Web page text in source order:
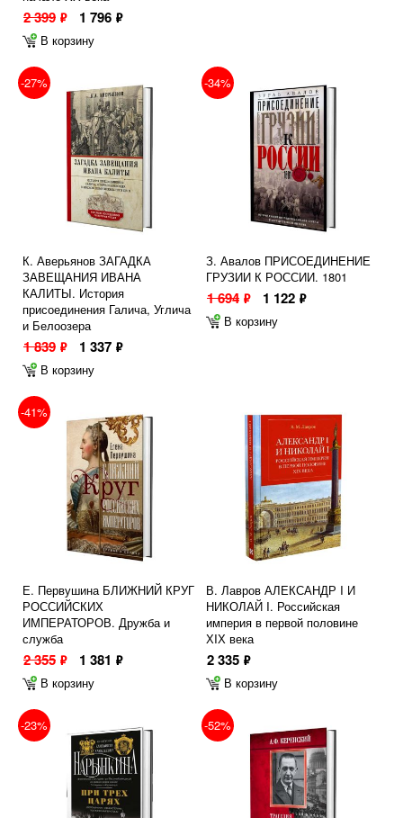
2 399 ф 1 796 ф
В корзину
-27%
К. Аверьянов ЗАГАДКА
ЗАВЕЩАНИЯ ИВАНА
КАЛИТЫ. История
присоединения Галича, Углича
и Белоозера
1 839 ф 1 337 ф
В корзину
-34%
З. Авалов ПРИСОЕДИНЕНИЕ
ГРУЗИИ К РОССИИ. 1801
1 694 ф 1 122 ф
В корзину
-41%
Е. Первушина БЛИЖНИЙ КРУГ
РОССИЙСКИХ
ИМПЕРАТОРОВ. Дружба и
служба
2 355 ф 1 381 ф
В корзину
В. Лавров АЛЕКСАНДР I И
НИКОЛАЙ I. Российская
империя в первой половине
ХIХ века
2 335 ф
В корзину
-23% -52%